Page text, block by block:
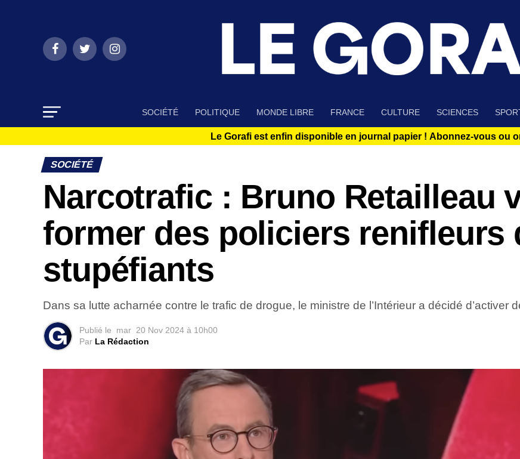
SOCIÉTÉ POLITIQUE MONDE LIBRE FRANCE CULTURE SCIENCES
Le Gorafi est enfin disponible en journal papier ! Abonnez-vous ou
SOCIÉTÉ
Narcotrafic : Bruno Retailleau
former des policiers renifleurs
stupéfiants
Dans sa lutte acharnée contre le trafic de drogue, le ministre de l’Intérieur a décidé d’activer
Publié le mar 20 Nov 2024 à 10h00
Par La Rédaction